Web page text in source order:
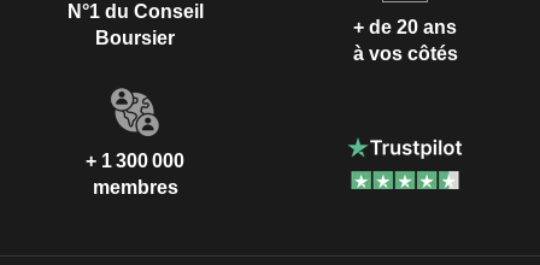
N°1 du Conseil
Boursier
+ de 20 ans
à vos côtés
+ 1 300 000
membres